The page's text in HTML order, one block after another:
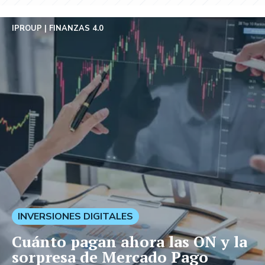
IPROUP FINANZAS 4.0
INVERSIONES DIGITALES
Cuánto pagan ahora las ON y la
sorpresa de Mercado Pago